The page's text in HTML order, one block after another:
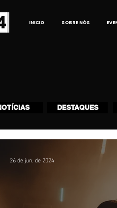
INICIO SOBRE NÓS
DESTAQUES
26 de jun. de 2024